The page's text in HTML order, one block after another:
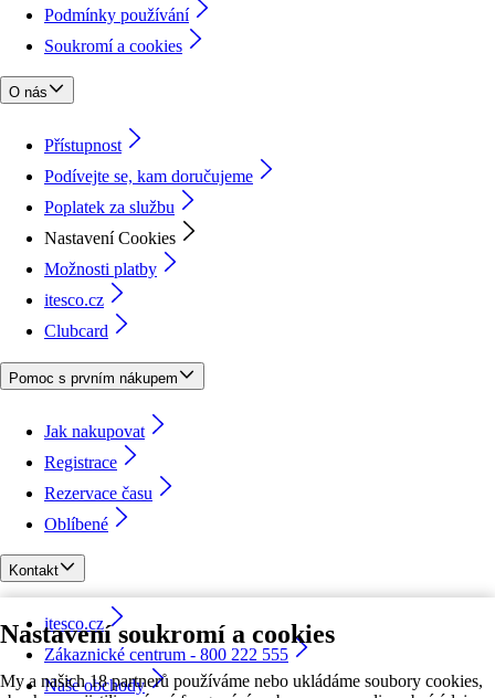
Nastavení soukromí a cookies
My a našich 18 partnerů používáme nebo ukládáme soubory cookies,
Podmínky používání
Soukromí a cookies
O nás
Přístupnost
Podívejte se, kam doručujeme
Poplatek za službu
Nastavení Cookies
Možnosti platby
itesco.cz
Clubcard
Pomoc s prvním nákupem
Jak nakupovat
Registrace
Rezervace času
Oblíbené
Kontakt
itesco.cz
Zákaznické centrum - 800 222 555
Naše obchody